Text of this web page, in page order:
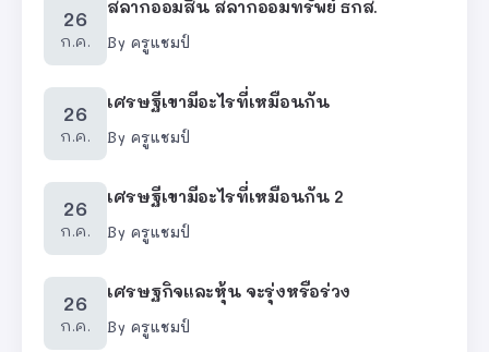
26
ก.ค.
สลากออมสิน สลากออมทรัพย์ ธกส.
By ครูแชมป์
26
ก.ค.
เศรษฐีเขามีอะไรที่เหมือนกัน
By ครูแชมป์
26
ก.ค.
เศรษฐีเขามีอะไรที่เหมือนกัน 2
By ครูแชมป์
26
ก.ค.
เศรษฐกิจและหุ้น จะรุ่งหรือร่วง
By ครูแชมป์